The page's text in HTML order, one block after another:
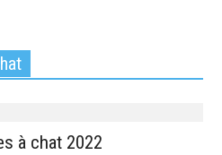
à chat 2022